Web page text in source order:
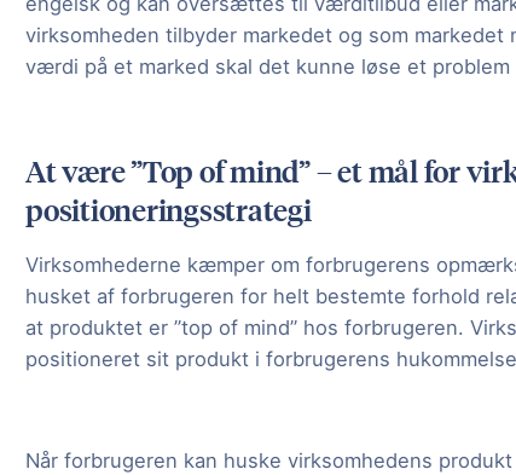
virksomheden tilbyder markedet og som
værdi på et marked skal det kunne løse et
At være ”Top of mind” – et mål for
positioneringsstrategi
Virksomhederne kæmper om forbrugerens
husket af forbrugeren for helt bestemte forhold
at produktet er ”top of mind” hos forbrugeren.
positioneret sit produkt i forbrugerens
Når forbrugeren kan huske virksomhedens